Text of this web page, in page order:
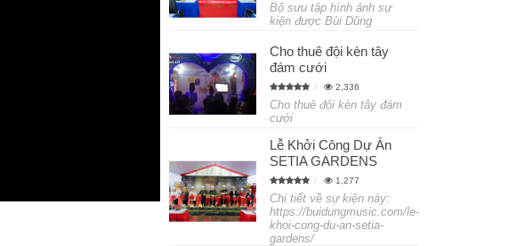
Bộ sưu tập hình ảnh sự
kiện được Bùi Dũng
Cho thuê đội kèn tây
đám cưới
2,336
Cho thuê đội kèn tây đám
cưới
Lễ Khởi Công Dự Án
SETIA GARDENS
1,277
Chi tiết về sự kiện này:
https://buidungmusic.com/le-
khoi-cong-du-an-setia-
gardens/